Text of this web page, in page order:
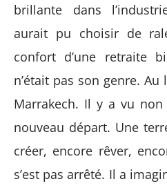
brillante dans
aurait pu choisir de
confort d’une retraite
n’était pas son genre.
Marrakech. Il y a vu
nouveau départ. Une
créer, encore rêver,
s’est pas arrêté. Il a